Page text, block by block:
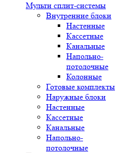
Мульти сплит-системы
Внутренние блоки
Настенные
Кассетные
Канальные
Напольно-
потолочные
Колонные
Готовые комплекты
Наружные блоки
Настенные
Кассетные
Канальные
Напольно-
потолочные